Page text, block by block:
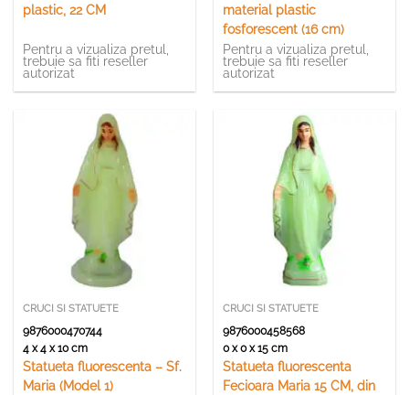
plastic, 22 CM
Pentru a vizualiza pretul,
trebuie sa fiti reseller
autorizat
material plastic
fosforescent (16 cm)
Pentru a vizualiza pretul,
trebuie sa fiti reseller
autorizat
CRUCI SI STATUETE
9876000470744
4 x 4 x 10 cm
Statueta fluorescenta – Sf.
Maria (Model 1)
CRUCI SI STATUETE
9876000458568
0 x 0 x 15 cm
Statueta fluorescenta
Fecioara Maria 15 CM, din